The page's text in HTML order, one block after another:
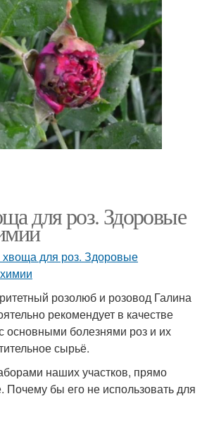
розы
для роз. Здоровые
розолюб и розовод Галина
рекомендует в качестве
основными болезнями роз и их
сырьё.
наших участков, прямо
Почему бы его не использовать для